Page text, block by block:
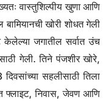
वास्तुशिल्पीय खुणा आणि
बामियानची खोरी शोधत गेली
जगातील सर्वात उंच
गेली. तिने पंजशीर खोरे,
सहलीसाठी तिला
निवास, जेवण आणि